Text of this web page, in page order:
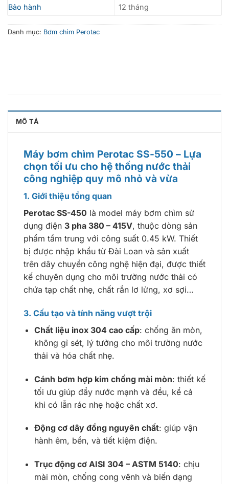
Bảo hành
12 tháng
Danh mục: Bơm chìm Perotac
MÔ TẢ
Máy bơm chìm Perotac SS-550 – Lựa
chọn tối ưu cho hệ thống nước thải
công nghiệp quy mô nhỏ và vừa
1. Giới thiệu tổng quan
Perotac SS-450 là model máy bơm chìm sử
dụng điện 3 pha 380 – 415V, thuộc dòng sản
phẩm tầm trung với công suất 0.45 kW. Thiết
bị được nhập khẩu từ Đài Loan và sản xuất
trên dây chuyền công nghệ hiện đại, được thiết
kế chuyên dụng cho môi trường nước thải có
chứa tạp chất nhẹ, chất rắn lơ lửng, xơ sợi…
3. Cấu tạo và tính năng vượt trội
Chất liệu inox 304 cao cấp: chống ăn mòn,
không gỉ sét, lý tưởng cho môi trường nước
thải và hóa chất nhẹ.
Cánh bơm hợp kim chống mài mòn: thiết kế
tối ưu giúp đẩy nước mạnh và đều, kể cả
khi có lẫn rác nhẹ hoặc chất xơ.
Động cơ dây đồng nguyên chất: giúp vận
hành êm, bền, và tiết kiệm điện.
Trục động cơ AISI 304 – ASTM 5140: chịu
mài mòn, chống cong vênh và biến dạng